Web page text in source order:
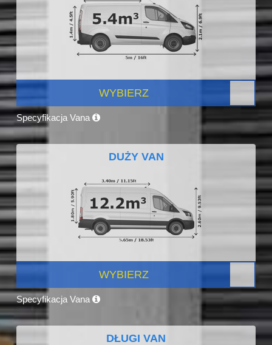
WYBIERZ
Specyfikacja Vana
DUŻY VAN
WYBIERZ
Specyfikacja Vana
DŁUGI VAN